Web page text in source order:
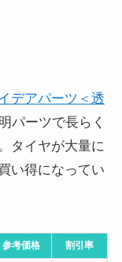
デアパーツ＜透
パーツで長らく
タイヤが大量に
い得になってい
参考価格 割引率